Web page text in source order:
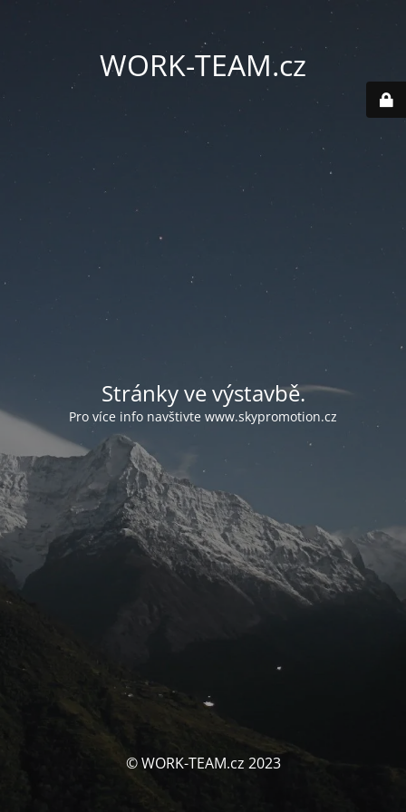
WORK-TEAM.cz
Stránky ve výstavbě.
Pro více info navštivte www.skypromotion.cz
© WORK-TEAM.cz 2023